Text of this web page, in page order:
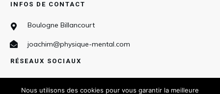
INFOS DE CONTACT
Boulogne Billancourt
joachim@physique-mental.com
RÉSEAUX SOCIAUX
Nous utilisons des cookies pour vous garantir la meilleure